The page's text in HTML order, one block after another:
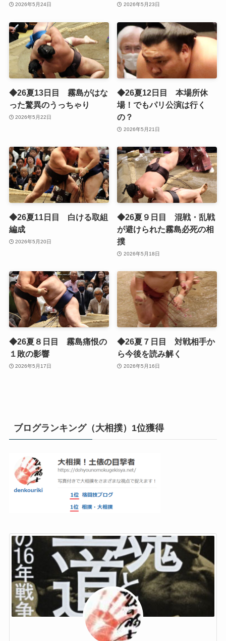
2026年5月24日 2026年5月23日
◆26夏13日目 霧島がはな
った驚異のうっちゃり
2026年5月22日
◆26夏12日目 本場所休
場！でもパリ公演は行く
の？
2026年5月21日
◆26夏11日目 白ける取組
編成
2026年5月20日
◆26夏９日目 混戦・乱戦
が避けられた霧島必死の相
撲
2026年5月18日
◆26夏８日目 霧島痛恨の
１敗の影響
2026年5月17日
◆26夏７日目 対戦相手か
ら今後を読み解く
2026年5月16日
ブログランキング（大相撲）1位獲得